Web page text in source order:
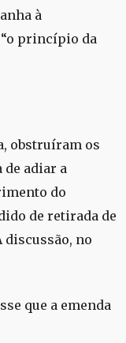
à
princípio da
obstruíram os
adiar a
do
de retirada de
discussão, no
que a emenda